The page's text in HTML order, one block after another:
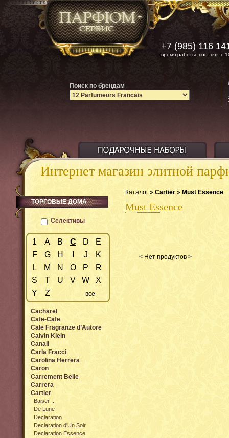
Интернет магазин элитной
Каталог » Cartier » Must Essence
Must Essence
< Нет продуктов >
ТОРГОВЫЕ ДОМА
Селективы
1 A B C D
E
F
G H J
K
L
M N O P
R
S
T U V W
X
Y
Z все
Cacharel
Cafe-Cafe
Cale Fragranze d’Autore
Calvin Klein
Canali
Carla Fracci
Carolina Herrera
Caron
Carrement Belle
Carrera
Cartier
Baiser ...
De Lune
Declaration
Declaration d'Un Soir
Declaration Essence
+7 (985) 116
время работы: пон.-пят. с
Поиск по брендам